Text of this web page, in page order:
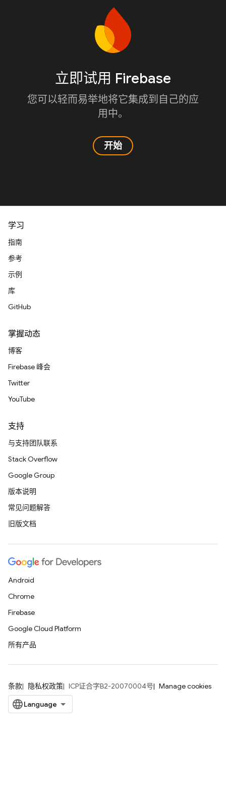
立即试用 Firebase
您可以轻而易举地将它集成到自己的应
用中。
开始
学习
指南
参考
示例
库
GitHub
掌握动态
博客
Firebase 峰会
Twitter
YouTube
支持
与支持团队联系
Stack Overflow
Google Group
版本说明
常见问题解答
旧版文档
Android
Chrome
Firebase
Google Cloud Platform
所有产品
条款 隐私权政策 ICP证合字B2-20070004号 Manage cookies